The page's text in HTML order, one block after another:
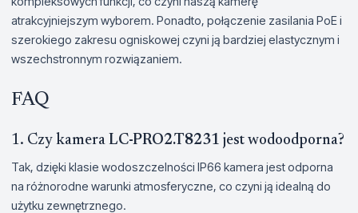
atrakcyjniejszym wyborem. Ponadto, połączenie zasilania PoE i
szerokiego zakresu ogniskowej czyni ją bardziej elastycznym i
wszechstronnym rozwiązaniem.
FAQ
1. Czy kamera LC-PRO2.T8231 jest wodoodporna?
Tak, dzięki klasie wodoszczelności IP66 kamera jest odporna
na różnorodne warunki atmosferyczne, co czyni ją idealną do
użytku zewnętrznego.